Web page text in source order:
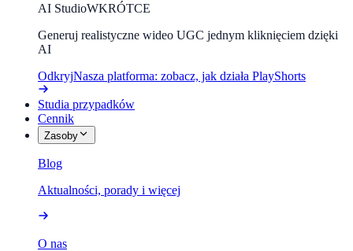
AI StudioWKRÓTCE
Generuj realistyczne wideo UGC jednym kliknięciem dzięki
AI
OdkryjNasza platforma: zobacz, jak działa PlayShorts
Studia przypadków
Cennik
Zasoby
Blog
Aktualności, porady i więcej
O nas